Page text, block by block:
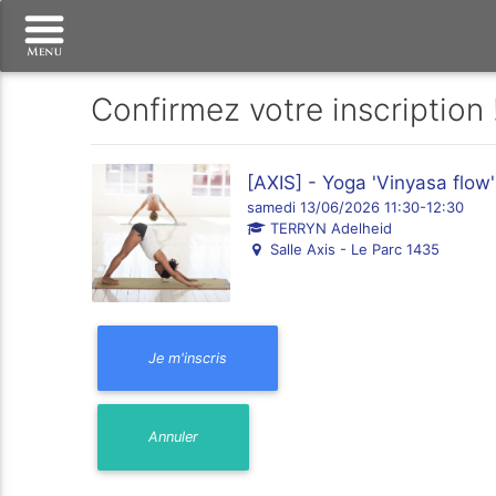
Confirmez votre inscription
[AXIS] - Yoga 'Vinyasa
samedi 13/06/2026 11:30-12:30
TERRYN Adelheid
Salle Axis - Le Parc 1435